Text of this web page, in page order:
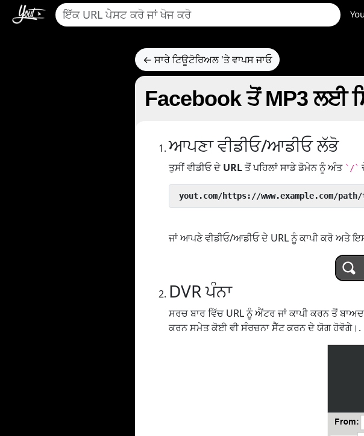
← ਸਾਰੇ ਟਿਊਟੋਰਿਅਲ 'ਤੇ ਵਾਪਸ ਜਾਓ
Facebook ਤੋਂ MP3 ਲਈ
ਆਪਣਾ ਵੀਡੀਓ/ਆਡੀਓ ਲੱਭੋ
ਤੁਸੀਂ ਵੀਡੀਓ ਦੇ URLਤੋਂ ਪਹਿਲਾਂ ਸਾਡੇ ਡੋਮੇਨ ਨੂੰ ਅੰਤ `/`
yout.com/https://www.example.com/
ਜਾਂ ਆਪਣੇ ਵੀਡੀਓ/ਆਡੀਓ ਦੇ URL ਨੂੰ ਕਾਪੀ ਕਰੋ ਅਤੇ
DVR ਪੰਨਾ
ਸਰਚ ਬਾਰ ਵਿੱਚ URL ਨੂੰ ਐਂਟਰ ਜਾਂ ਕਾਪੀ ਕਰਨ ਤੋਂ
ਕਰਨ ਸਮੇਤ ਕੋਈ ਵੀ ਸੰਰਚਨਾ ਸੈੱਟ ਕਰਨ ਦੇ ਯੋਗ ਹੋਵੋਗੇ।.